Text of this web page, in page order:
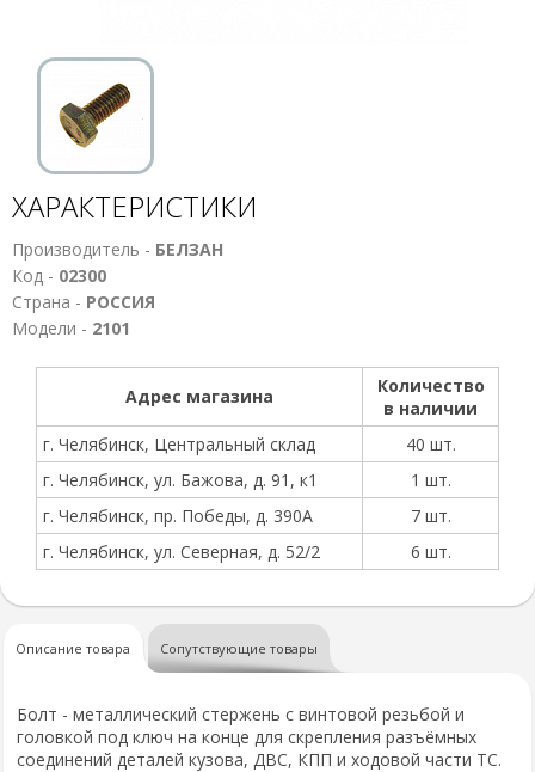
ХАРАКТЕРИСТИКИ
Производитель - БЕЛЗАН
Код - 02300
Страна - РОССИЯ
Модели - 2101
Адрес магазина
Количество
в наличии
г. Челябинск, Центральный склад
40 шт.
г. Челябинск, ул. Бажова, д. 91, к1
1 шт.
г. Челябинск, пр. Победы, д. 390А
7 шт.
г. Челябинск, ул. Северная, д. 52/2
6 шт.
Описание товара Сопутствующие товары
Болт - металлический стержень с винтовой резьбой и
головкой под ключ на конце для скрепления разъёмных
соединений деталей кузова, ДВС, КПП и ходовой части ТС.